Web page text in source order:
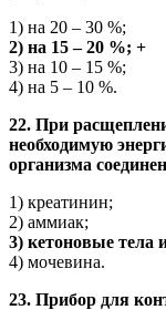
1) на 20 – 30 %;
2) на 15 – 20 %; +
3) на 10 – 15 %;
4) на 5 – 10 %.
22. При
необходимую
организма
1) креатинин;
2) аммиак;
3) кетоновые тела
4) мочевина.
23. Прибор для